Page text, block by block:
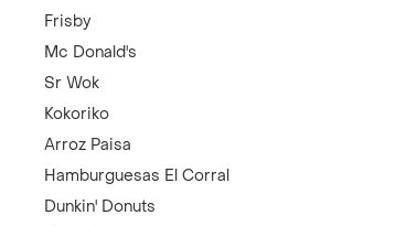
Frisby
Mc Donald's
Sr Wok
Kokoriko
Arroz Paisa
Hamburguesas El Corral
Dunkin' Donuts